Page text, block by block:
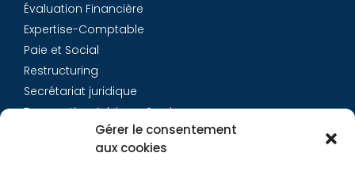
Gérer le consentement
aux cookies
Évaluation Financière
Expertise-Comptable
Paie et Social
Restructuring
Secrétariat juridique
Transaction Advisory Services